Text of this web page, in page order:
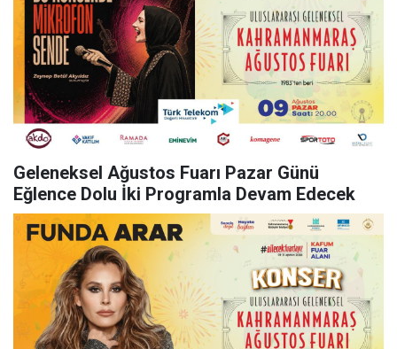
Geleneksel Ağustos Fuarı Pazar Günü
Eğlence Dolu İki Programla Devam Edecek